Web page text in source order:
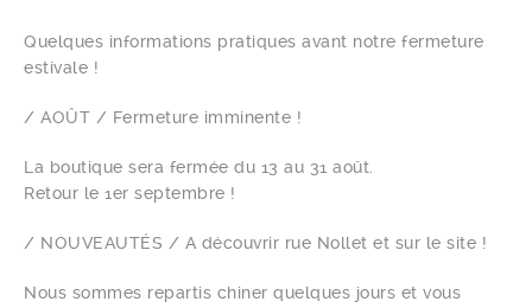
Quelques informations pratiques avant notre fermeture
estivale !
/ AOÛT / Fermeture imminente !
La boutique sera fermée du 13 au 31 août.
Retour le 1er septembre !
/ NOUVEAUTÉS / A découvrir rue Nollet et sur le site !
Nous sommes repartis chiner quelques jours et vous